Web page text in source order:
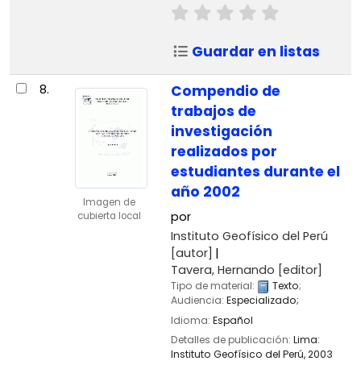
Guardar en listas
8.
Imagen de
cubierta local
Compendio de
trabajos de
investigación
realizados por
estudiantes durante el
año 2002
por
Instituto Geofísico del Perú
[autor]
Tavera, Hernando [editor]
Tipo de material: Texto;
Audiencia: Especializado;
Idioma: Español
Detalles de publicación: Lima:
Instituto Geofísico del Perú,2003